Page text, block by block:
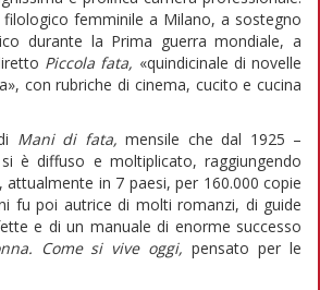
femminile a Milano, a sostegno
durante la Prima guerra mondiale, a
Piccola fata, «quindicinale di novelle
con rubriche di cinema, cucito e cucina
Mani di fata, mensile che dal 1925 –
è diffuso e moltiplicato, raggiungendo
attualmente in 7 paesi, per 160.000 copie
fu poi autrice di molti romanzi, di guide
e di un manuale di enorme successo
Come si vive oggi, pensato per le